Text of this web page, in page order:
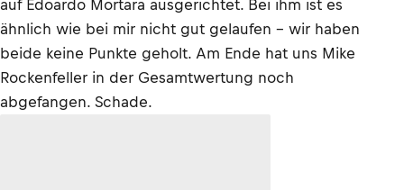
auf Edoardo Mortara ausgerichtet. Bei ihm ist es
ähnlich wie bei mir nicht gut gelaufen - wir haben
beide keine Punkte geholt. Am Ende hat uns Mike
Rockenfeller in der Gesamtwertung noch
abgefangen. Schade.